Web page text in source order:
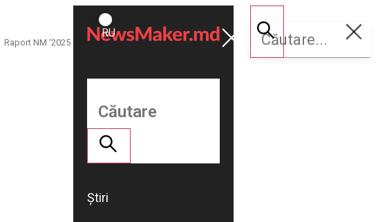
Raport NM ‘2025
ROMÂNĂ
RU
Susține
NM
Știri